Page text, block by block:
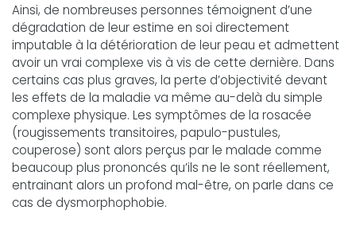
Ainsi, de nombreuses personnes témoignent d’une
dégradation de leur estime en soi directement
imputable à la détérioration de leur peau et admettent
avoir un vrai complexe vis à vis de cette dernière. Dans
certains cas plus graves, la perte d’objectivité devant
les effets de la maladie va même au-delà du simple
complexe physique. Les symptômes de la rosacée
(rougissements transitoires, papulo-pustules,
couperose) sont alors perçus par le malade comme
beaucoup plus prononcés qu’ils ne le sont réellement,
entrainant alors un profond mal-être, on parle dans ce
cas de dysmorphophobie.